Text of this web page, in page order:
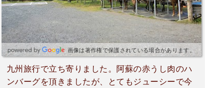
画像は著作権で保護されている場合があります。
九州旅行で立ち寄りました。阿蘇の赤うし肉のハ
ンバーグを頂きましたが、とてもジューシーで今